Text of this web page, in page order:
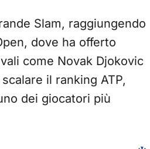
Slam, raggiungendo
dove ha offerto
come Novak Djokovic
il ranking ATP,
dei giocatori più